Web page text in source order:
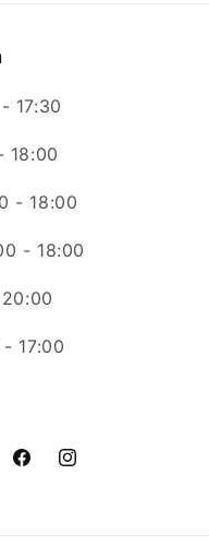
17:30
18:00
- 18:00
- 18:00
17:00
FacebookInstagram